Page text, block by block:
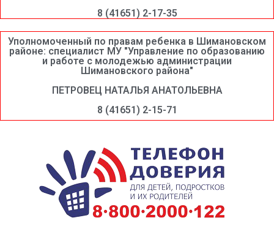
8 (41651) 2-17-35
Уполномоченный по правам ребенка в Шимановском
районе: специалист МУ "Управление по образованию
и работе с молодежью администрации
Шимановского района"
ПЕТРОВЕЦ НАТАЛЬЯ АНАТОЛЬЕВНА
8 (41651) 2-15-71